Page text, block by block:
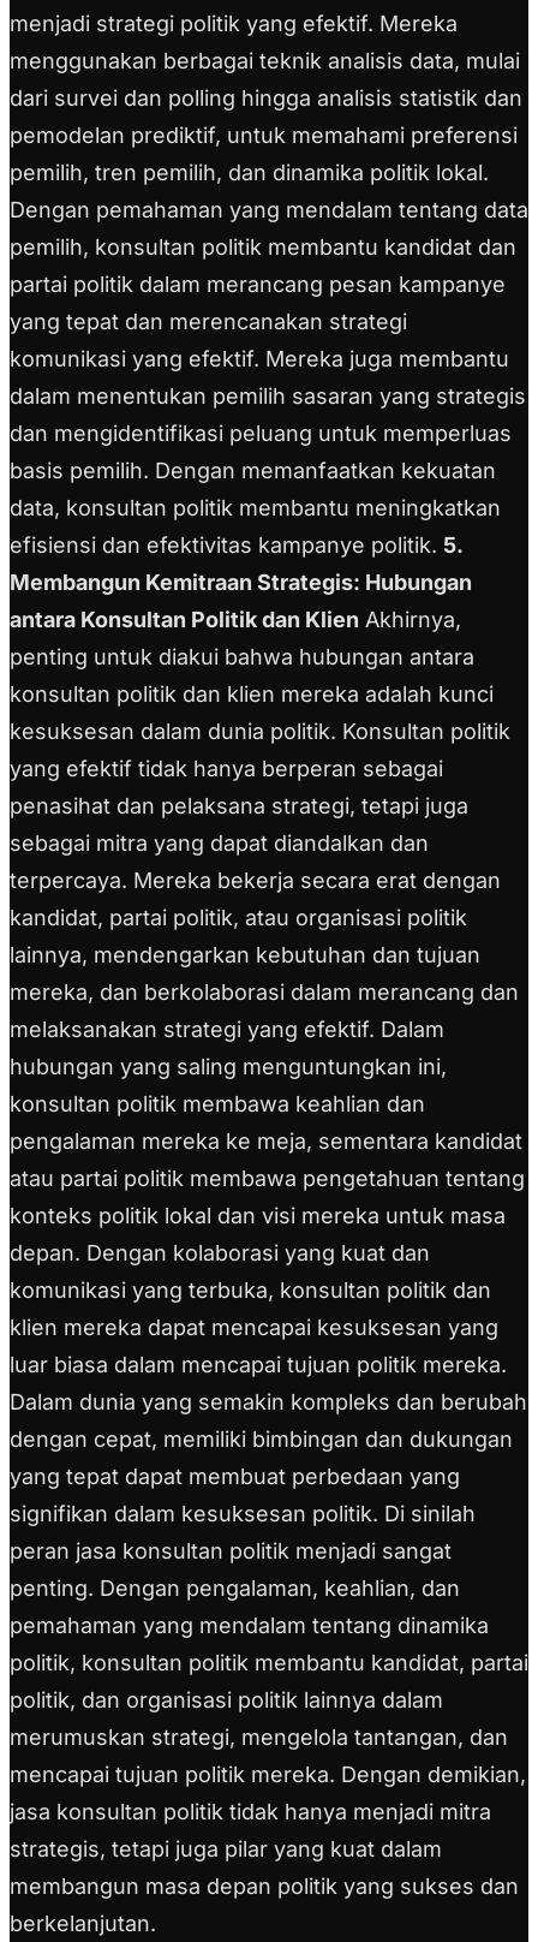
menjadi strategi politik yang efektif. Mereka
menggunakan berbagai teknik analisis data, mulai
dari survei dan polling hingga analisis statistik dan
pemodelan prediktif, untuk memahami preferensi
pemilih, tren pemilih, dan dinamika politik lokal.
Dengan pemahaman yang mendalam tentang data
pemilih, konsultan politik membantu kandidat dan
partai politik dalam merancang pesan kampanye
yang tepat dan merencanakan strategi
komunikasi yang efektif. Mereka juga membantu
dalam menentukan pemilih sasaran yang strategis
dan mengidentifikasi peluang untuk memperluas
basis pemilih. Dengan memanfaatkan kekuatan
data, konsultan politik membantu meningkatkan
efisiensi dan efektivitas kampanye politik. 5.
Membangun Kemitraan Strategis: Hubungan
antara Konsultan Politik dan Klien Akhirnya,
penting untuk diakui bahwa hubungan antara
konsultan politik dan klien mereka adalah kunci
kesuksesan dalam dunia politik. Konsultan politik
yang efektif tidak hanya berperan sebagai
penasihat dan pelaksana strategi, tetapi juga
sebagai mitra yang dapat diandalkan dan
terpercaya. Mereka bekerja secara erat dengan
kandidat, partai politik, atau organisasi politik
lainnya, mendengarkan kebutuhan dan tujuan
mereka, dan berkolaborasi dalam merancang dan
melaksanakan strategi yang efektif. Dalam
hubungan yang saling menguntungkan ini,
konsultan politik membawa keahlian dan
pengalaman mereka ke meja, sementara kandidat
atau partai politik membawa pengetahuan tentang
konteks politik lokal dan visi mereka untuk masa
depan. Dengan kolaborasi yang kuat dan
komunikasi yang terbuka, konsultan politik dan
klien mereka dapat mencapai kesuksesan yang
luar biasa dalam mencapai tujuan politik mereka.
Dalam dunia yang semakin kompleks dan berubah
dengan cepat, memiliki bimbingan dan dukungan
yang tepat dapat membuat perbedaan yang
signifikan dalam kesuksesan politik. Di sinilah
peran jasa konsultan politik menjadi sangat
penting. Dengan pengalaman, keahlian, dan
pemahaman yang mendalam tentang dinamika
politik, konsultan politik membantu kandidat, partai
politik, dan organisasi politik lainnya dalam
merumuskan strategi, mengelola tantangan, dan
mencapai tujuan politik mereka. Dengan demikian,
jasa konsultan politik tidak hanya menjadi mitra
strategis, tetapi juga pilar yang kuat dalam
membangun masa depan politik yang sukses dan
berkelanjutan.